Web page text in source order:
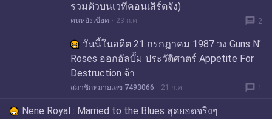
รวมตัวบนเวทีคอนเสิร์ตจัง)
คนหยังเขียด 23 ก.ค. message 2
วันนี้ในอดีต 21 กรกฎาคม 1987 วง Guns N’
Roses ออกอัลบั้ม ประวัติศาตร์ Appetite For
Destruction จ้า
สมาชิกหมายเลข 7493066 21 ก.ค. message 1
Nene Royal : Married to the Blues สุดยอดจริงๆ